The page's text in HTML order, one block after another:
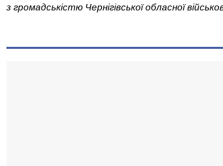
з громадськістю Чернігівської обласної